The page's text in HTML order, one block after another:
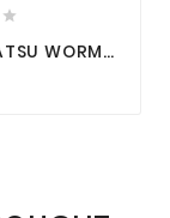

WORM